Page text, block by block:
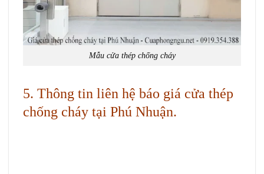
Mẫu cửa thép chống cháy
5. Thông tin liên hệ báo giá cửa thép
chống cháy tại Phú Nhuận.